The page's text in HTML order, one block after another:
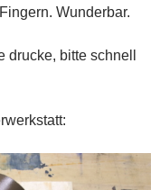
Wunderbar.
bitte schnell